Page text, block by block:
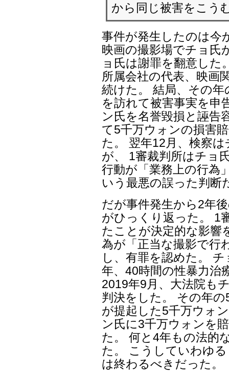
から同じ被害をこう
事件が発生したのは今
映画の撮影場でチョ氏
ョ氏は謝罪を翻意した
所属会社の代表、映画
続けた。 結局、その
を訪れて被害事実を申
ン氏を名誉毀損と誣告
て5千万ウォンの損害
た。 翌年12月、検察
が、 1審裁判所はチョ
行動が「業務上の行為
いう最悪の誤った判断
だが事件発生から2年
がひっくり返った。 1
たことが決定的な影響
為が「正当な撮影で行
し、有罪を認めた。
年、40時間の性暴力治
2019年9月、大法院も
判決をした。 その年
が提起した5千万ウォ
ン氏に3千万ウォンを
た。 何と4年もの法的
た。 こうしていわゆ
は終わるべきだった。